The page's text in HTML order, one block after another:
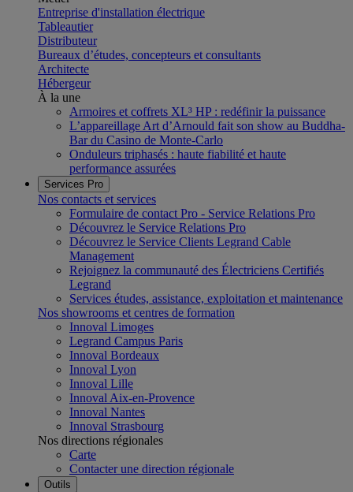
Entreprise d'installation électrique
Tableautier
Distributeur
Bureaux d’études, concepteurs et consultants
Architecte
Hébergeur
À la une
Armoires et coffrets XL³ HP : redéfinir la puissance
L’appareillage Art d’Arnould fait son show au Buddha-
Bar du Casino de Monte-Carlo
Onduleurs triphasés : haute fiabilité et haute
performance assurées
Services Pro
Nos contacts et services
Formulaire de contact Pro - Service Relations Pro
Découvrez le Service Relations Pro
Découvrez le Service Clients Legrand Cable
Management
Rejoignez la communauté des Électriciens Certifiés
Legrand
Services études, assistance, exploitation et maintenance
Nos showrooms et centres de formation
Innoval Limoges
Legrand Campus Paris
Innoval Bordeaux
Innoval Lyon
Innoval Lille
Innoval Aix-en-Provence
Innoval Nantes
Innoval Strasbourg
Nos directions régionales
Carte
Contacter une direction régionale
Outils